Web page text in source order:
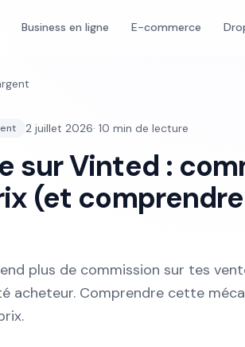
Business en ligne E-commerce
2 juillet 2026· 10 min de lecture
sur Vinted :
(et
plus de commission sur tes
acheteur. Comprendre cette